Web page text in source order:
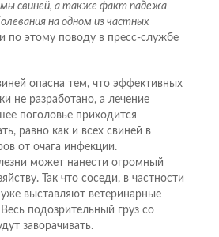
свиней, а также факт падежа
на одном из частных
по этому поводу в пресс-службе
опасна тем, что эффективных
не разработано, а лечение
поголовье приходится
равно как и всех свиней в
от очага инфекции.
может нанести огромный
Так что соседи, в частности
уже выставляют ветеринарные
подозрительный груз со
заворачивать.